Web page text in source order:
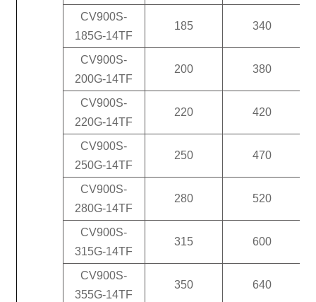
CV900S-
185G-14TF
185 340
CV900S-
200G-14TF
200 380
CV900S-
220G-14TF
220 420
CV900S-
250G-14TF
250 470
CV900S-
280G-14TF
280 520
CV900S-
315G-14TF
315 600
CV900S-
355G-14TF
350 640